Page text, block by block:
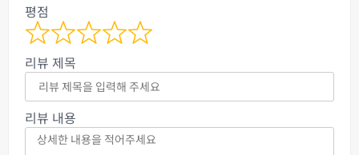
평점
리뷰 제목
리뷰 내용